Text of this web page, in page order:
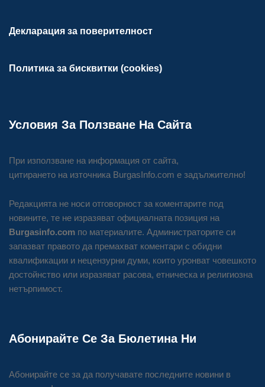
Декларация за поверителност
Политика за бисквитки (cookies)
Условия За Ползване На Сайта
При използване на информация от сайта,
цитирането на източника BurgasInfo.com е задължително!
Редакцията не носи отговорност за коментарите под
новините, те не изразяват официалната позиция на
Burgasinfo.com по материалите. Администраторите си
запазват правото да премахват коментари с обидни
квалификации и нецензурни думи, които уронват човешкото
достойнство или изразяват расова, етническа и религиозна
нетърпимост.
Абонирайте Се За Бюлетина Ни
Абонирайте се за да получавате последните новини в